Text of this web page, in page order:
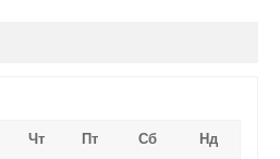
Чт Пт Сб Нд